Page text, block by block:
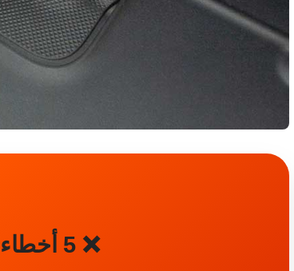
❌ 5 أخطاء يجب تجنبها عند تغيير زيت المحرك